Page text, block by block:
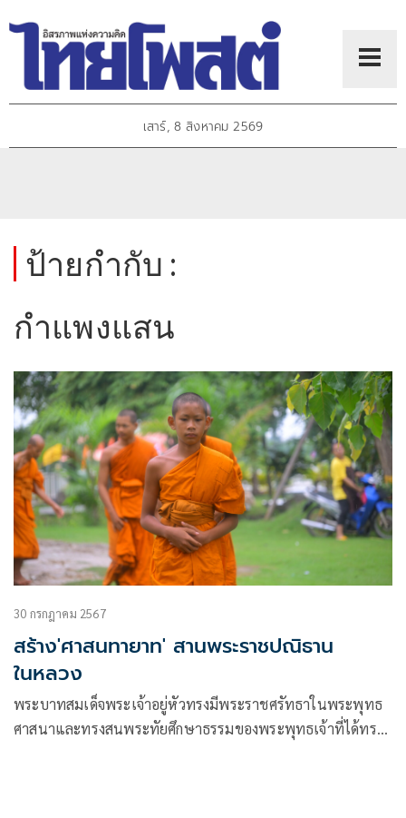
เสาร์, 8 สิงหาคม 2569
ป้ายกำกับ :
กำแพงแสน
30 กรกฎาคม 2567
สร้าง'ศาสนทายาท' สานพระราชปณิธาน
ในหลวง
พระบาทสมเด็จพระเจ้าอยู่หัวทรงมีพระราชศรัทธาในพระพุทธ
ศาสนาและทรงสนพระทัยศึกษาธรรมของพระพุทธเจ้าที่ได้ทรง